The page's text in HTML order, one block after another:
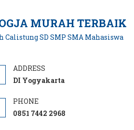
MURAH TERBAIK
Calistung SD SMP SMA Mahasiswa
DI Yogyakarta
0851 7442 2968